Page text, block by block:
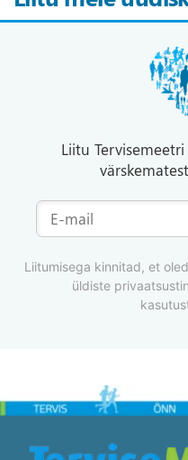
Liitu
Liitumisega kinnitad, et
üldiste